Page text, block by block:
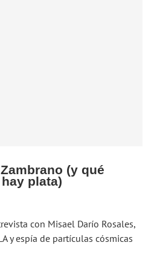
(y qué
plata)
con Misael Darío Rosales,
y espía de partículas cósmicas